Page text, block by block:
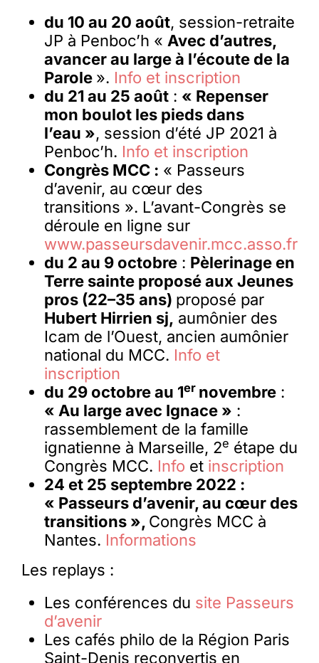
du 10 au 20 août, session-retraite
JP à Penboc’h « Avec d’autres,
avancer au large à l’écoute de la
Parole ». Info et inscription
du 21 au 25 août: « Repenser
mon boulot les pieds dans
l’eau », session d’été JP 2021 à
Penboc’h. Info et inscription
Congrès MCC : « Passeurs
d’avenir, au cœur des
transitions ». L’avant-Congrès se
déroule en ligne sur
www.passeursdavenir.mcc.asso.fr
du 2 au 9 octobre: Pèlerinage en
Terre sainte proposé aux Jeunes
pros (22–35 ans) proposé par
Hubert Hirrien sj, aumônier des
Icam de l’Ouest, ancien aumônier
national du MCC. Info et
inscription
du 29 octobre au 1er novembre:
« Au large avec Ignace » :
rassemblement de la famille
ignatienne à Marseille, 2e étape du
Congrès MCC. Info et inscription
24 et 25 septembre 2022 :
« Passeurs d’avenir, au cœur des
transitions », Congrès MCC à
Nantes. Informations
Les replays :
Les conférences du site Passeurs
d’avenir
Les cafés philo de la Région Paris
Saint-Denis reconvertis en